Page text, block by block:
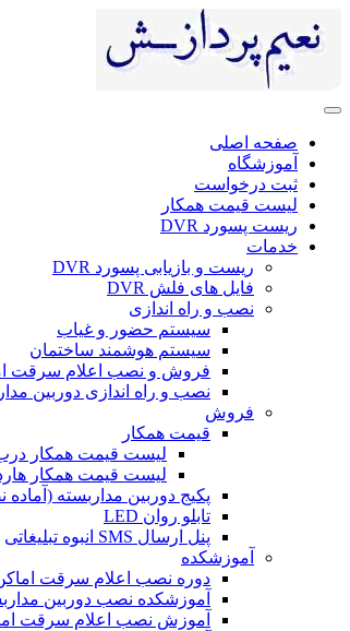
صفحه اصلی
آموزشگاه
ثبت درخواست
لیست قیمت همکار
ریست پسورد DVR
خدمات
ریست و بازیابی پسورد DVR
فایل های فلش DVR
نصب و راه اندازی
سیستم حضور و غیاب
سیستم هوشمند ساختمان
فروش و نصب اعلام سرقت
نصب و راه اندازی دوربین
فروش
قیمت همکار
لیست قیمت همکار
لیست قیمت همکار
پکیج دوربین مداربسته
تابلو روان LED
پنل ارسال SMS انبوه تبلیغاتی
آموزشکده
دوره نصب اعلام سرقت
آموزشکده نصب دوربین
آموزش نصب اعلام سرقت